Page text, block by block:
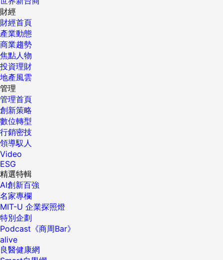
財經
財經首頁
產業動態
商業趨勢
焦點人物
投資理財
地產風雲
管理
管理首頁
創新策略
數位轉型
行銷密技
領導馭人
Video
ESG
精選特輯
AI創新百強
名家專欄
MIT-U 企業探照燈
特別企劃
Podcast《商周Bar》
alive
良醫健康網